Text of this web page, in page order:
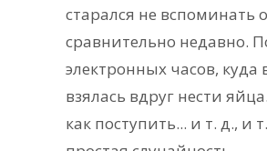
старался не вспоминать
сравнительно недавно.
электронных часов,
взялась вдруг нести
как поступить... и т. д., и